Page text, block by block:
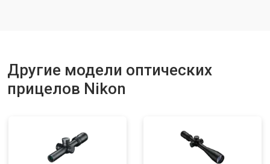
Другие модели оптических
прицелов Nikon